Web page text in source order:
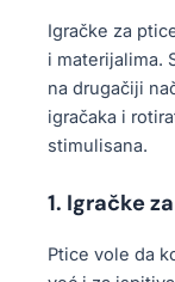
Igračke za
i materijalima.
na drugačiji
igračaka i
stimulisana.
1. Igračke
Ptice vole da